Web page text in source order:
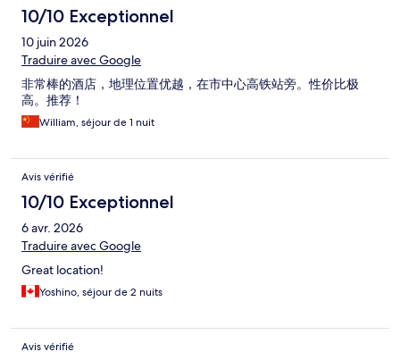
10/10 Exceptionnel
10 juin 2026
Traduire avec Google
非常棒的酒店，地理位置优越，在市中心高铁站旁。性价比极
高。推荐！
William, séjour de 1 nuit
Avis vérifié
10/10 Exceptionnel
6 avr. 2026
Traduire avec Google
Great location!
Yoshino, séjour de 2 nuits
Avis vérifié